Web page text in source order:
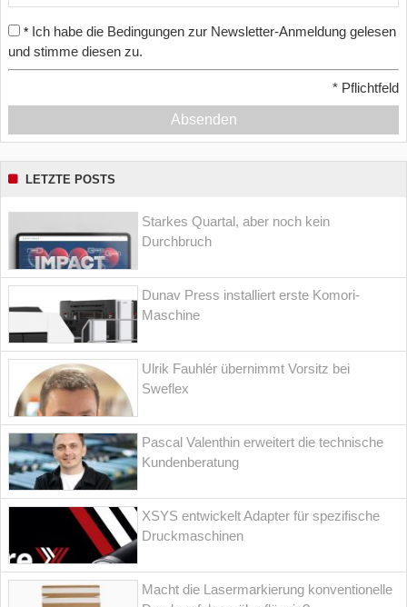
* Ich habe die Bedingungen zur Newsletter-Anmeldung gelesen
und stimme diesen zu.
* Pflichtfeld
Absenden
LETZTE POSTS
Starkes Quartal, aber noch kein
Durchbruch
Dunav Press installiert erste Komori-
Maschine
Ulrik Fauhlér übernimmt Vorsitz bei
Sweflex
Pascal Valenthin erweitert die technische
Kundenberatung
XSYS entwickelt Adapter für spezifische
Druckmaschinen
Macht die Lasermarkierung konventionelle